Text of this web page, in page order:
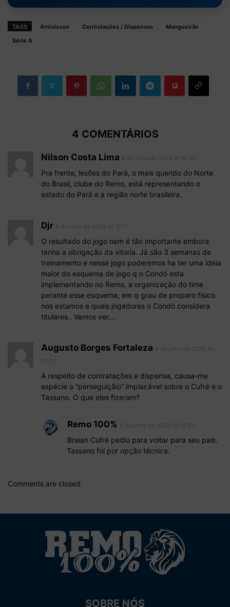
TAGS Amistosos Contratações / Dispensas
Mangueirão
Série A
4 COMENTÁRIOS
Nilson Costa Lima
Pra frente, lesões do Pará, o mais querido do Norte
do Brasil, clube do Remo, está representando o
estado do Pará e a região norte brasileira.
Djr
O resultado do jogo nem é tão importante embora
tenha a obrigação da vitoria. Já são 3 semanas de
treinamento e nesse jogo poderemos ha ter uma ideia
maior do esquema de jogo q o Condó esta
implementando no Remo, a organização do time
perante esse esquema, em q grau de preparo físico
nos estamos e quais jogadores o Condó considera
titulares.. Vamos ver….
Augusto Borges Fortaleza
A respeito de contratações e dispensa, causa-me
espécie a “perseguiçãio” implacável sobre o Cufré e o
Tassano. O que eles fizeram?
Remo 100%
Braian Cufré pediu para voltar para seu país.
Tassano foi por opção técnica.
Comments are closed.
SOBRE NÓS